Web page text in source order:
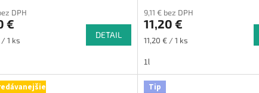
DPH
€
/ 1 ks
DETAIL
9,11 € bez DPH
11,20 €
Jednotková
11,20 € / 1 ks
1l
Tip